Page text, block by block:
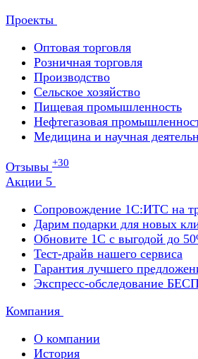
Проекты
Оптовая торговля
Розничная торговля
Производство
Сельское хозяйство
Пищевая промышленность
Нефтегазовая
Медицина и научная
Отзывы +30
Акции 5
Сопровождение 1С:ИТС на
Дарим подарки для новых
Обновите 1С с выгодой до
Тест-драйв нашего сервиса
Гарантия лучшего
Экспресс-обследование
Компания
О компании
История